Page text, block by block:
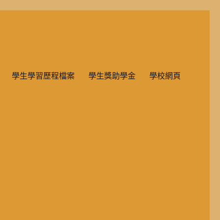
學生學習歷程檔案 學生獎助學金 學校網頁